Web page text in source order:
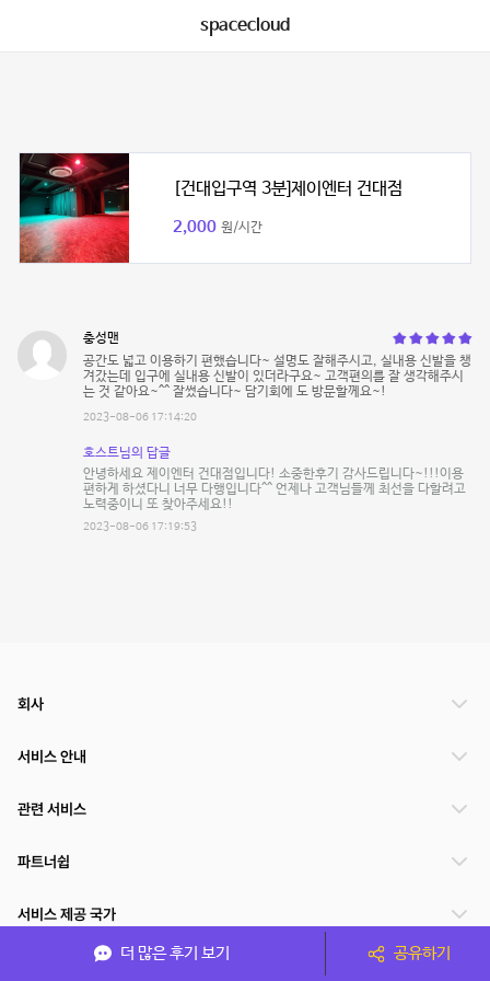
spacecloud
[건대입구역 3분]제이엔터 건대점
2,000 원/시간
충성맨
공간도 넓고 이용하기 편했습니다~ 설명도 잘해주시고, 실내용 신발을 챙
겨갔는데 입구에 실내용 신발이 있더라구요~ 고객편의를 잘 생각해주시
는 것 같아요~^^ 잘썼습니다~ 담기회에 도 방문할께요~!
2023-08-06 17:14:20
호스트님의 답글
안녕하세요 제이엔터 건대점입니다! 소중한후기 감사드립니다~!!!이용
편하게 하셨다니 너무 다행입니다^^ 언제나 고객님들께 최선을 다할려고
노력중이니 또 찾아주세요!!
2023-08-06 17:19:53
더 많은 후기 보기 공유하기
회사
서비스 안내
관련 서비스
파트너쉽
서비스 제공 국가